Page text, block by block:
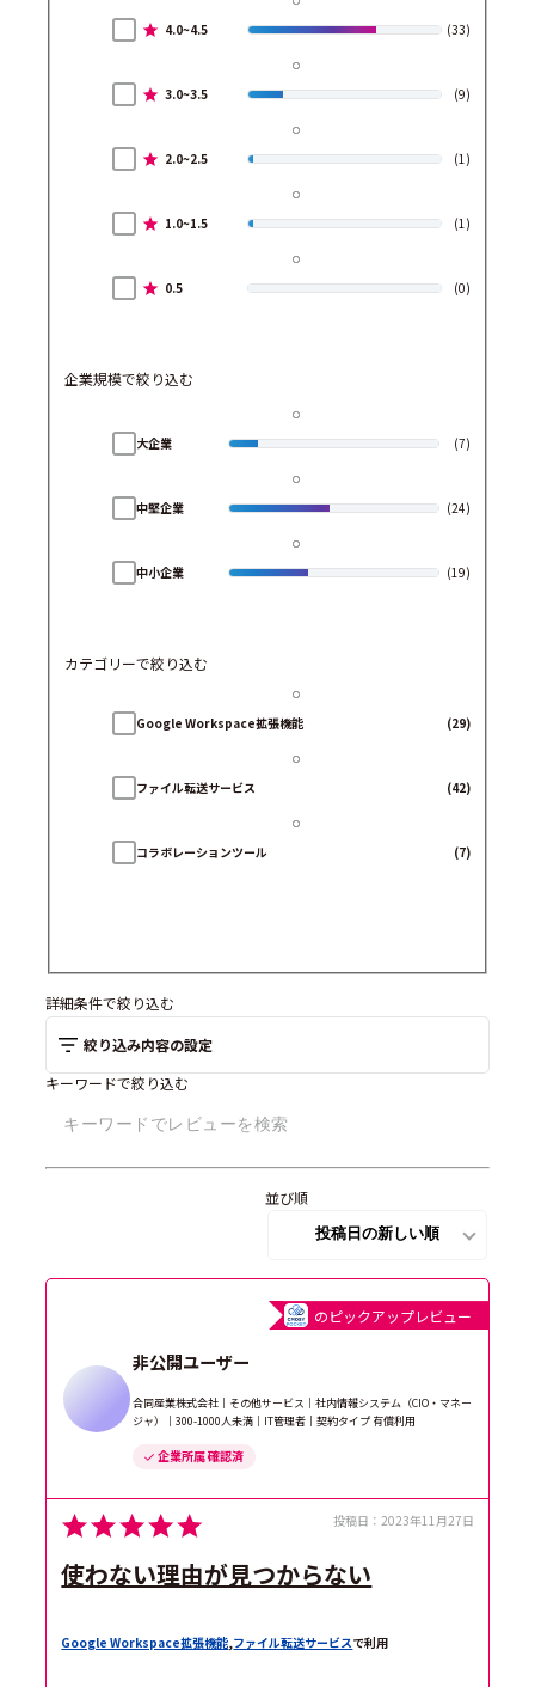
4.0~4.5 (33)
3.0~3.5 (9)
2.0~2.5 (1)
1.0~1.5 (1)
0.5 (0)
企業規模で絞り込む
大企業 (7)
中堅企業 (24)
中小企業 (19)
カテゴリーで絞り込む
Google Workspace拡張機能 (29)
ファイル転送サービス (42)
コラボレーションツール (7)
詳細条件で絞り込む
絞り込み内容の設定
キーワードで絞り込む
並び順
のピックアップレビュー
非公開ユーザー
合同産業株式会社｜その他サービス｜社内情報システム（CIO・マネー
ジャ）｜300-1000人未満｜IT管理者｜契約タイプ 有償利用
企業所属 確認済
投稿日： 2023年11月27日
使わない理由が見つからない
Google Workspace拡張機能,ファイル転送サービスで利用